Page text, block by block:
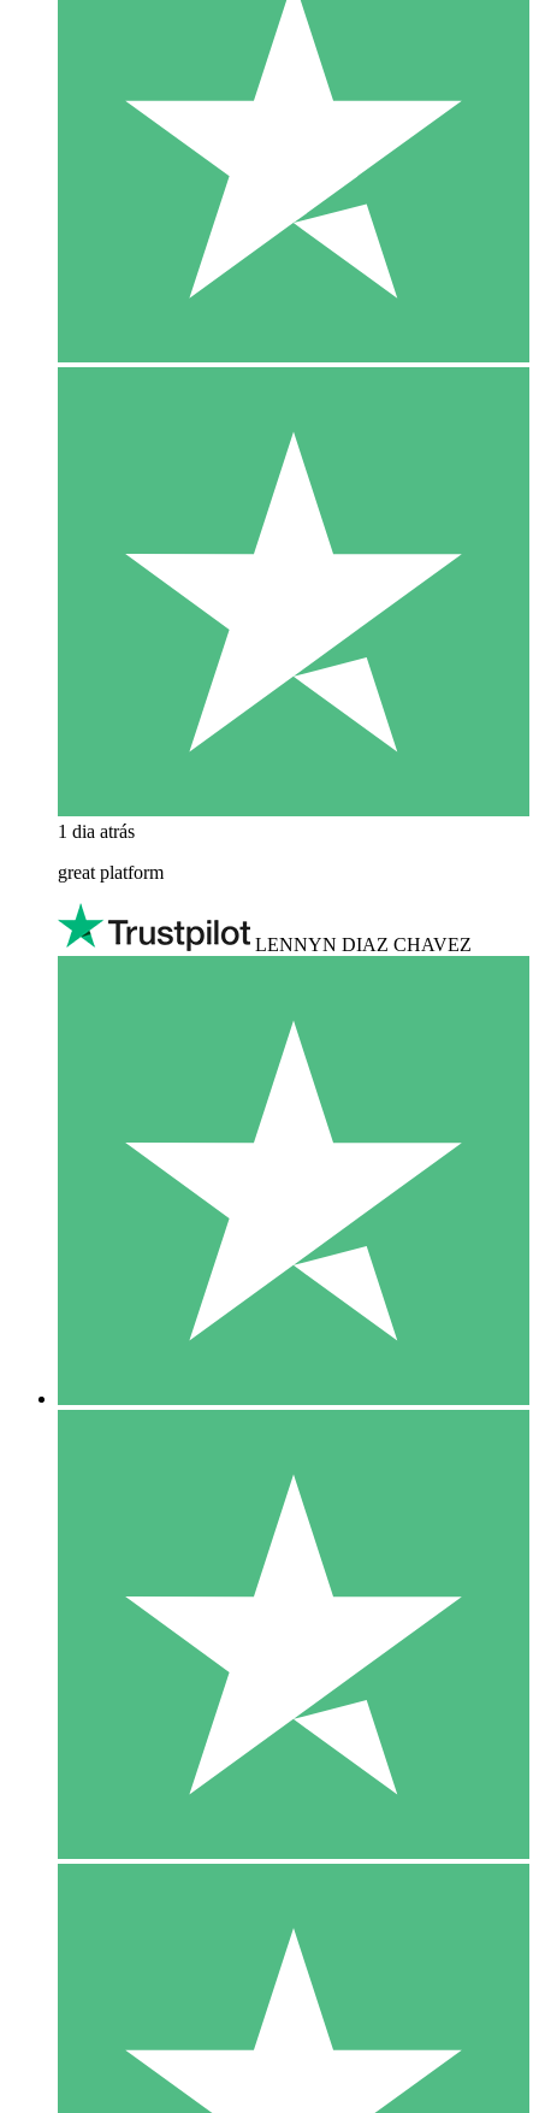
1 dia atrás
great platform
LENNYN DIAZ CHAVEZ